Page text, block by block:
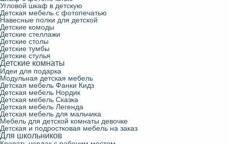
Угловой шкаф в детскую
Детская мебель с фотопечатью
Навесные полки для детской
Детские комоды
Детские стеллажи
Детские столы
Детские тумбы
Детские стулья
Детские комнаты
Идеи для подарка
Модульная детская мебель
Детская мебель Фанки Кидз
Детская мебель Нордик
Детская мебель Сказка
Детская мебель Легенда
Детская мебель для мальчика
Мебель для детской комнаты девочке
Детская и подростковая мебель на заказ
Для школьников